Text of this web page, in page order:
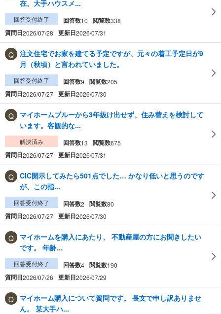
在、大手ハウスメ...
回答受付終了 回答数10 閲覧数338
質問日2026/07/28 更新日2026/07/31
注文住宅でお家を建てる予定ですが、元々の着工予定日が9
月（秋頃）と言われていました。
回答受付終了 回答数9 閲覧数205
質問日2026/07/27 更新日2026/07/30
マイホームブルーから3年抜け出せず、住み替えを検討して
います。客観的な...
解決済み 回答数13 閲覧数675
質問日2026/07/27 更新日2026/07/31
CIC開示してみたら501点でした… かなり低いと思うのです
が、この指...
回答受付終了 回答数2 閲覧数80
質問日2026/07/27 更新日2026/07/30
マイホームを購入にあたり、 不動産屋の方にお聞きしたい
です。 年齢...
回答受付終了 回答数4 閲覧数190
質問日2026/07/26 更新日2026/07/29
マイホーム購入について質問です。 長文で申し訳ありませ
ん。 某大手ハ...